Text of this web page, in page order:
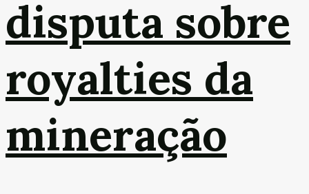
disputa sobre
royalties da
mineração